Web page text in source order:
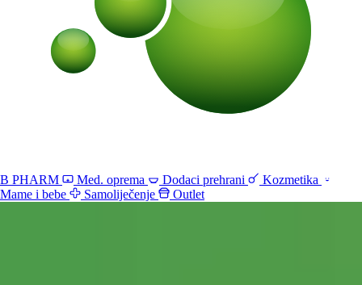
B PHARM Med. oprema Dodaci prehrani
Kozmetika
Mame i bebe
Samoliječenje Outlet